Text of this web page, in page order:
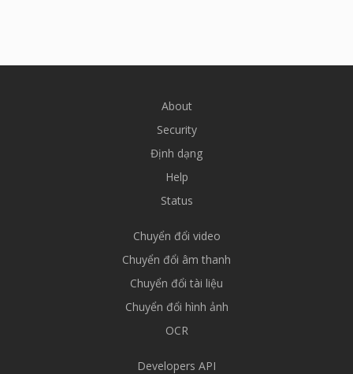
About
Security
Định dạng
Help
Status
Chuyển đổi video
Chuyển đổi âm thanh
Chuyển đổi tài liệu
Chuyển đổi hình ảnh
OCR
Developers API